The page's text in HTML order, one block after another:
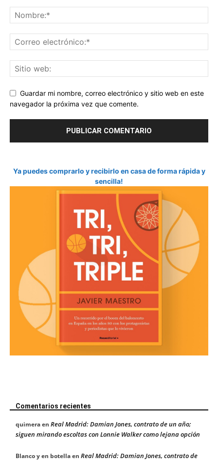
Guardar mi nombre, correo electrónico y sitio web en este
navegador la próxima vez que comente.
Ya puedes comprarlo y recibirlo en casa de forma rápida y
sencilla!
Comentarios recientes
quimeraen Real Madrid: Damian Jones, contrato de un año;
siguen mirando escoltas con Lonnie Walker como lejana opción
Blanco y en botellaen Real Madrid: Damian Jones, contrato de